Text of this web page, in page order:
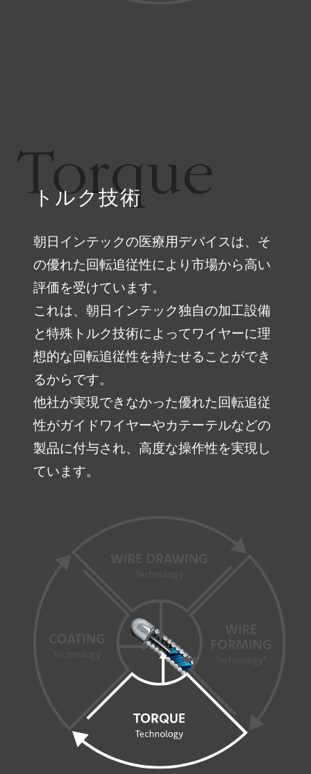
Torque
トルク技術
朝日インテックの医療用デバイスは、そ
の優れた回転追従性により市場から高い
評価を受けています。
これは、朝日インテック独自の加工設備
と特殊トルク技術によってワイヤーに理
想的な回転追従性を持たせることができ
るからです。
他社が実現できなかった優れた回転追従
性がガイドワイヤーやカテーテルなどの
製品に付与され、高度な操作性を実現し
ています。